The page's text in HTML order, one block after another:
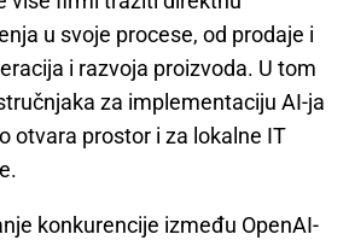
u svoje procese, od prodaje i
i razvoja proizvoda. U tom
za implementaciju AI-ja
otvara prostor i za lokalne IT
konkurencije između OpenAI-